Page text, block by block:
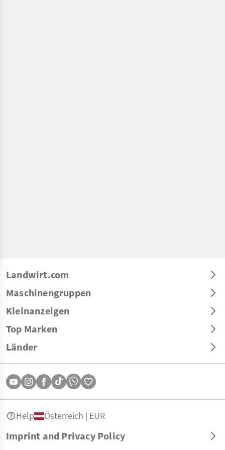
Landwirt.com
Maschinengruppen
Kleinanzeigen
Top Marken
Länder
Imprint and Privacy Policy
Help Österreich | EUR